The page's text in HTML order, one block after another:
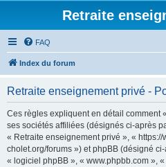
Retraite
FAQ
Index du forum
Retraite enseignement privé -
Ces règles expliquent en détail comment
ses sociétés affiliées (désignés ci-après
« Retraite enseignement privé », «
cholet.org/forums ») et phpBB (désigné
« logiciel phpBB », « www.phpbb.com »,